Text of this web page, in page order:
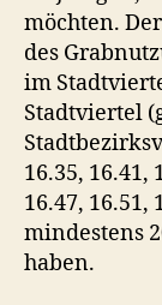
möchten.
des
im
Stadtviertel
16.35, 16.41,
16.47, 16.51,
mindestens
haben.